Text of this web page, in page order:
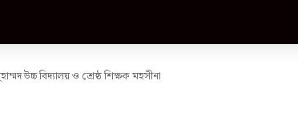
উচ্চ বিদ্যালয় ও শ্রেষ্ঠ শিক্ষক মহসীনা